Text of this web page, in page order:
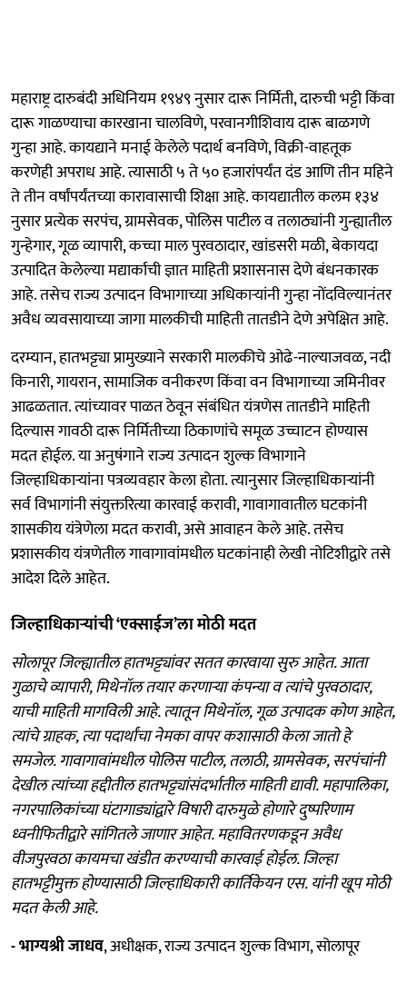
महाराष्ट्र दारुबंदी अधिनियम १९४९ नुसार दारू निर्मिती, दारुची भट्टी किंवा
दारू गाळण्याचा कारखाना चालविणे, परवानगीशिवाय दारू बाळगणे
गुन्हा आहे. कायद्याने मनाई केलेले पदार्थ बनविणे, विक्री-वाहतूक
करणेही अपराध आहे. त्यासाठी ५ ते ५० हजारांपर्यंत दंड आणि तीन महिने
ते तीन वर्षांपर्यंतच्या कारावासाची शिक्षा आहे. कायद्यातील कलम १३४
नुसार प्रत्येक सरपंच, ग्रामसेवक, पोलिस पाटील व तलाठ्यांनी गुन्ह्यातील
गुन्हेगार, गूळ व्यापारी, कच्चा माल पुरवठादार, खांडसरी मळी, बेकायदा
उत्पादित केलेल्या मद्यार्काची ज्ञात माहिती प्रशासनास देणे बंधनकारक
आहे. तसेच राज्य उत्पादन विभागाच्या अधिकाऱ्यांनी गुन्हा नोंदविल्यानंतर
अवैध व्यवसायाच्या जागा मालकीची माहिती तातडीने देणे अपेक्षित आहे.
दरम्यान, हातभट्ट्या प्रामुख्याने सरकारी मालकीचे ओढे-नाल्याजवळ, नदी
किनारी, गायरान, सामाजिक वनीकरण किंवा वन विभागाच्या जमिनीवर
आढळतात. त्यांच्यावर पाळत ठेवून संबंधित यंत्रणेस तातडीने माहिती
दिल्यास गावठी दारू निर्मितीच्या ठिकाणांचे समूळ उच्चाटन होण्यास
मदत होईल. या अनुषंगाने राज्य उत्पादन शुल्क विभागाने
जिल्हाधिकाऱ्यांना पत्रव्यवहार केला होता. त्यानुसार जिल्हाधिकाऱ्यांनी
सर्व विभागांनी संयुक्तरित्या कारवाई करावी, गावागावातील घटकांनी
शासकीय यंत्रेणेला मदत करावी, असे आवाहन केले आहे. तसेच
प्रशासकीय यंत्रणेतील गावागावांमधील घटकांनाही लेखी नोटिशीद्वारे तसे
आदेश दिले आहेत.
जिल्हाधिकाऱ्यांची ‘एक्साईज’ला मोठी मदत
सोलापूर जिल्ह्यातील हातभट्ट्यांवर सतत कारवाया सुरु आहेत. आता
गुळाचे व्यापारी, मिथेनॉल तयार करणाऱ्या कंपन्या व त्यांचे पुरवठादार,
याची माहिती मागविली आहे. त्यातून मिथेनॉल, गूळ उत्पादक कोण आहेत,
त्यांचे ग्राहक, त्या पदार्थांचा नेमका वापर कशासाठी केला जातो हे
समजेल. गावागावांमधील पोलिस पाटील, तलाठी, ग्रामसेवक, सरपंचांनी
देखील त्यांच्या हद्दीतील हातभट्ट्यांसंदर्भातील माहिती द्यावी. महापालिका,
नगरपालिकांच्या घंटागाड्यांद्वारे विषारी दारुमुळे होणारे दुष्परिणाम
ध्वनीफितीद्वारे सांगितले जाणार आहेत. महावितरणकडून अवैध
वीजपुरवठा कायमचा खंडीत करण्याची कारवाई होईल. जिल्हा
हातभट्टीमुक्त होण्यासाठी जिल्हाधिकारी कार्तिकेयन एस. यांनी खूप मोठी
मदत केली आहे.
- भाग्यश्री जाधव, अधीक्षक, राज्य उत्पादन शुल्क विभाग, सोलापूर